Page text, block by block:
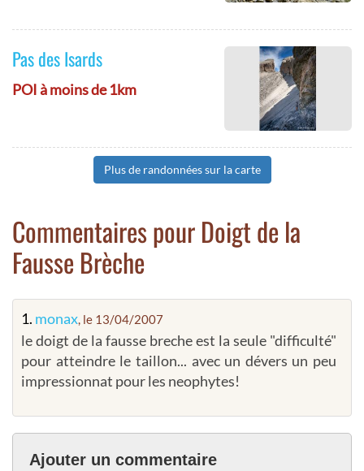
Pas des Isards
POI à moins de 1km
Plus de randonnées sur la carte
Commentaires pour Doigt de la
Fausse Brèche
1. monax, le 13/04/2007
le doigt de la fausse breche est la seule "difficulté"
pour atteindre le taillon... avec un dévers un peu
impressionnat pour les neophytes!
Ajouter un commentaire